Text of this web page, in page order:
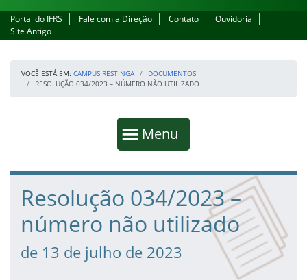
Portal do IFRS Fale com a Direção Contato
Ouvidoria
Site Antigo
VOCÊ ESTÁ EM: CAMPUS RESTINGA
DOCUMENTOS
RESOLUÇÃO 034/2023 – NÚMERO NÃO UTILIZADO
Mostrar
Menu
Fim da navegação
Início do conteúdo
Resolução 034/2023 –
número não utilizado
de 13 de julho de 2023